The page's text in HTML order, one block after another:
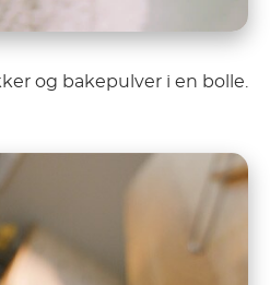
og bakepulver i en bolle.